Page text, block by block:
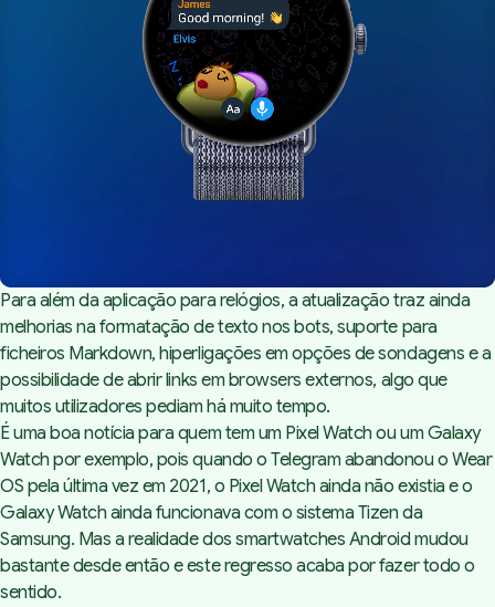
Para além da aplicação para relógios, a atualização traz ainda
melhorias na formatação de texto nosbots, suporte para
ficheiros Markdown, hiperligações em opções de sondagens e a
possibilidade de abrir links em browsers externos, algo que
muitos utilizadores pediam há muito tempo.
É uma boa notícia para quem tem um Pixel Watchou umGalaxy
Watchpor exemplo, pois quando o Telegram abandonou o Wear
OS pela última vez em 2021, o Pixel Watch ainda não existia e o
Galaxy Watch ainda funcionava com o sistema Tizen da
Samsung. Mas a realidade dos smartwatches Android mudou
bastante desde então e este regresso acaba por fazer todo o
sentido.